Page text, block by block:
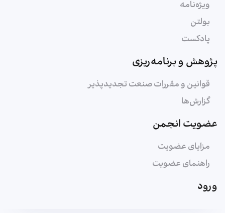
ویژه‌نامه
بولتن
پادکست
پژوهش و برنامه‌ریزی
قوانین و مقررات صنعت تجدیدپذیر
گزارش‌ها
عضویت انجمن
مزایای عضویت
راهنمای عضویت
ورود